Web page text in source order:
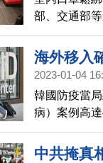
部、交通部
分細節需要
海外移入
2023-01-04
韓國防疫當
病）案例高
福祉部部長
及韓國。
中共掩真